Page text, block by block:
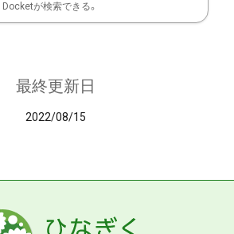
Docketが検索できる。
最終更新日
2022/08/15